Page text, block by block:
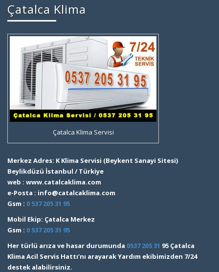
Çatalca Klima
Çatalca Klima Servisi
Merkez Adres: K Klima Servisi (Beykent Sanayi Sitesi)
Beylikdüzü İstanbul / Türkiye
web : www.catalcaklima.com
e-Posta : info@catalcaklima.com
Gsm : 0 537 205 31 95
Mobil Ekip: Çatalca Merkez
Gsm : 0 537 205 31 95
Her türlü arıza ve hasar durumunda 0537 205 31 95 Çatalca
Klima Acil Servis Hattı’nı arayarak Yardım ekibimizden 7/24
destek alabilirsiniz.